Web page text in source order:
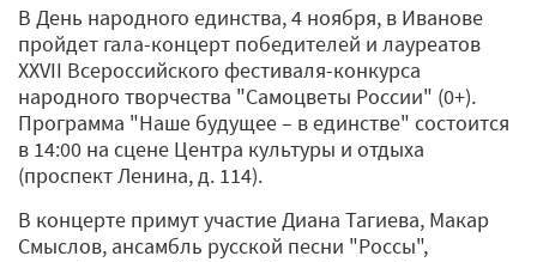
В День народного единства, 4 ноября, в Иванове
пройдет гала-концерт победителей и лауреатов
XXVII Всероссийского фестиваля-конкурса
народного творчества "Самоцветы России" (0+).
Программа "Наше будущее – в единстве" состоится
в 14:00 на сцене Центра культуры и отдыха
(проспект Ленина, д. 114).
В концерте примут участие Диана Тагиева, Макар
Смыслов, ансамбль русской песни "Россы",